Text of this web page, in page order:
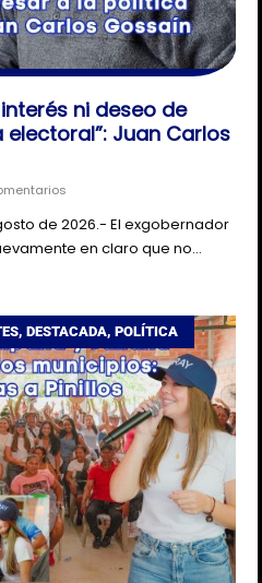
ni deseo de
Juan Carlos
de 2026.- El exgobernador
en claro que no…
,DESTACADA,POLÍTICA